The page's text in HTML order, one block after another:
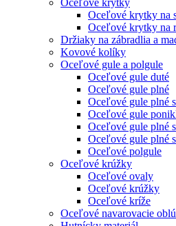
Oceľové krytky na
Oceľové krytky na
Držiaky na zábradlia a
Kovové kolíky
Oceľové gule a polgule
Oceľové gule duté
Oceľové gule plné
Oceľové gule plné
Oceľové gule
Oceľové gule plné
Oceľové gule plné
Oceľové polgule
Oceľové krúžky
Oceľové ovaly
Oceľové krúžky
Oceľové kríže
Oceľové navarovacie